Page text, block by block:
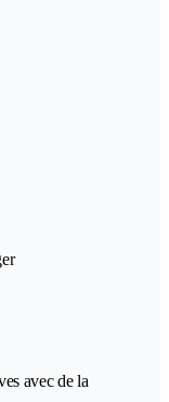
avec de la